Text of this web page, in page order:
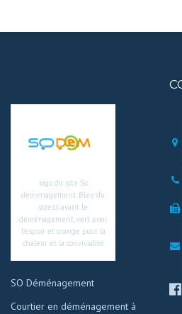
logo du site So
demenagement. Bleu du
stress avant le
déménagement, vert pour
l’espoir et orange pour la
chaleur et la convivialité
SO Déménagement
Courtier en déménagement à